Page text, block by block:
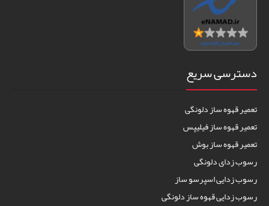
دسترسی سریع
تعمیر قهوه ساز دلونگی
تعمیر قهوه ساز فیلیپس
تعمیر قهوه ساز بوش
رسوب زدای دلونگی
رسوب زدایی اسپرسو ساز
رسوب زدایی قهوه ساز دلونگی